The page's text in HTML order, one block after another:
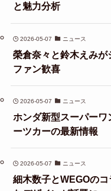
と魅力分析
2026-05-07 ニュース
榮倉奈々と鈴木えみ
ファン歓喜
2026-05-07 ニュース
ホンダ新型スーパー
ーツカーの最新情報
2026-05-07 ニュース
細木数子とWEGOの